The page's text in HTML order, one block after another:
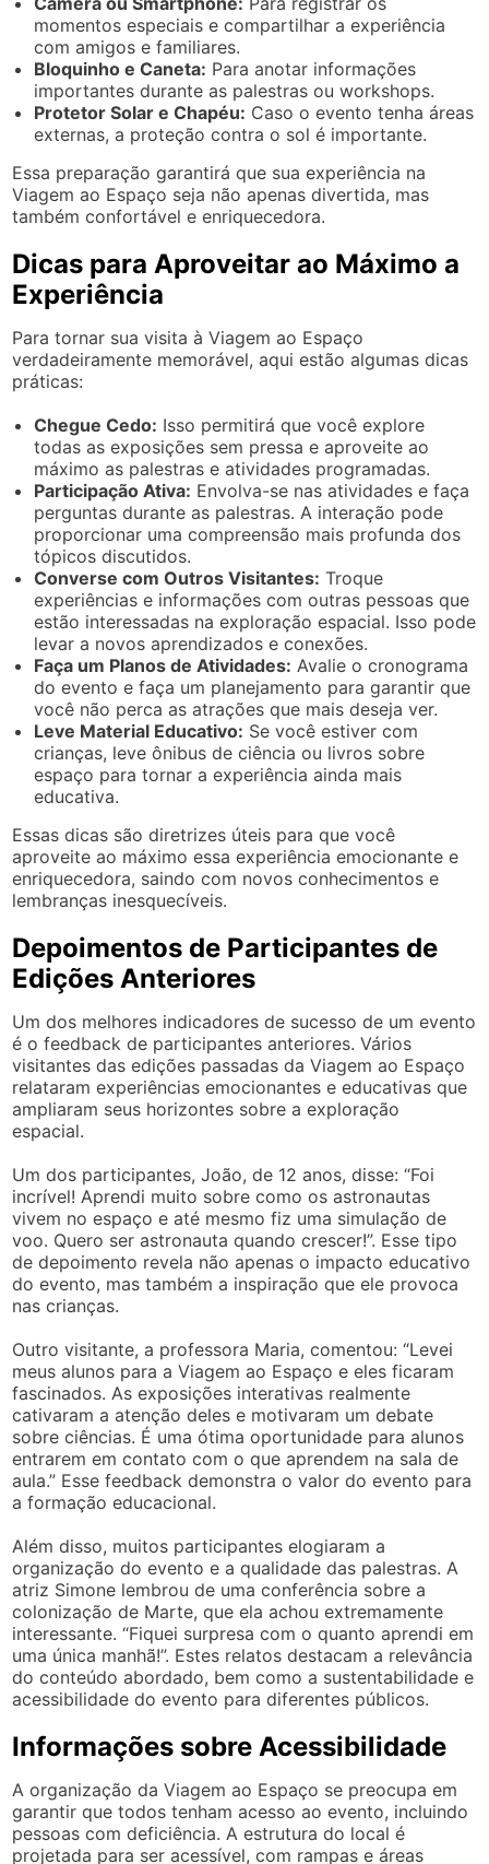
momentos especiais e compartilhar a experiência
com amigos e familiares.
Bloquinho e Caneta: Para anotar informações
importantes durante as palestras ou workshops.
Protetor Solar e Chapéu: Caso o evento tenha áreas
externas, a proteção contra o sol é importante.
Essa preparação garantirá que sua experiência na
Viagem ao Espaço seja não apenas divertida, mas
também confortável e enriquecedora.
Dicas para Aproveitar ao Máximo a
Experiência
Para tornar sua visita à Viagem ao Espaço
verdadeiramente memorável, aqui estão algumas dicas
práticas:
Chegue Cedo: Isso permitirá que você explore
todas as exposições sem pressa e aproveite ao
máximo as palestras e atividades programadas.
Participação Ativa: Envolva-se nas atividades e faça
perguntas durante as palestras. A interação pode
proporcionar uma compreensão mais profunda dos
tópicos discutidos.
Converse com Outros Visitantes: Troque
experiências e informações com outras pessoas que
estão interessadas na exploração espacial. Isso pode
levar a novos aprendizados e conexões.
Faça um Planos de Atividades: Avalie o cronograma
do evento e faça um planejamento para garantir que
você não perca as atrações que mais deseja ver.
Leve Material Educativo: Se você estiver com
crianças, leve ônibus de ciência ou livros sobre
espaço para tornar a experiência ainda mais
educativa.
Essas dicas são diretrizes úteis para que você
aproveite ao máximo essa experiência emocionante e
enriquecedora, saindo com novos conhecimentos e
lembranças inesquecíveis.
Depoimentos de Participantes de
Edições Anteriores
Um dos melhores indicadores de sucesso de um evento
é o feedback de participantes anteriores. Vários
visitantes das edições passadas da Viagem ao Espaço
relataram experiências emocionantes e educativas que
ampliaram seus horizontes sobre a exploração
espacial.
Um dos participantes, João, de 12 anos, disse: “Foi
incrível! Aprendi muito sobre como os astronautas
vivem no espaço e até mesmo fiz uma simulação de
voo. Quero ser astronauta quando crescer!”. Esse tipo
de depoimento revela não apenas o impacto educativo
do evento, mas também a inspiração que ele provoca
nas crianças.
Outro visitante, a professora Maria, comentou: “Levei
meus alunos para a Viagem ao Espaço e eles ficaram
fascinados. As exposições interativas realmente
cativaram a atenção deles e motivaram um debate
sobre ciências. É uma ótima oportunidade para alunos
entrarem em contato com o que aprendem na sala de
aula.” Esse feedback demonstra o valor do evento para
a formação educacional.
Além disso, muitos participantes elogiaram a
organização do evento e a qualidade das palestras. A
atriz Simone lembrou de uma conferência sobre a
colonização de Marte, que ela achou extremamente
interessante. “Fiquei surpresa com o quanto aprendi em
uma única manhã!”. Estes relatos destacam a relevância
do conteúdo abordado, bem como a sustentabilidade e
acessibilidade do evento para diferentes públicos.
Informações sobre Acessibilidade
A organização da Viagem ao Espaço se preocupa em
garantir que todos tenham acesso ao evento, incluindo
pessoas com deficiência. A estrutura do local é
projetada para ser acessível, com rampas e áreas